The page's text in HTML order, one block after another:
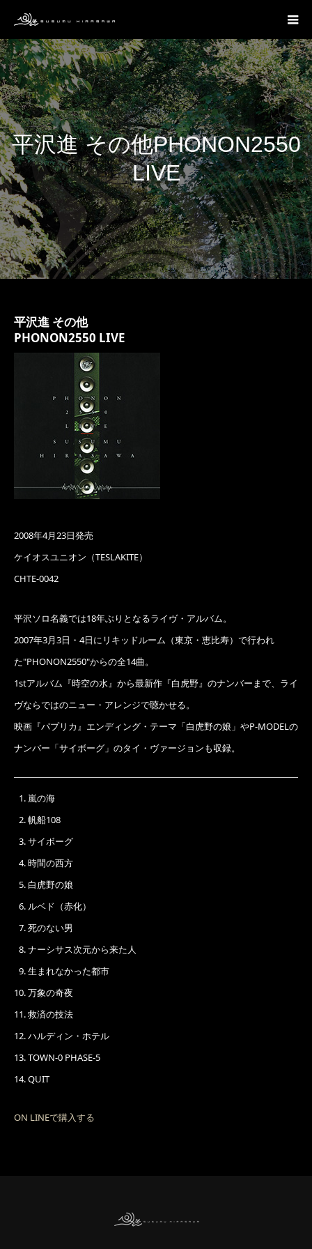
平沢進 その他PHONON2550
LIVE
平沢進 その他
PHONON2550 LIVE
2008年4月23日発売
ケイオスユニオン（TESLAKITE）
CHTE-0042
平沢ソロ名義では18年ぶりとなるライヴ・アルバム。
2007年3月3日・4日にリキッドルーム（東京・恵比寿）で行われ
た"PHONON2550"からの全14曲。
1stアルバム『時空の水』から最新作『白虎野』のナンバーまで、ライ
ヴならではのニュー・アレンジで聴かせる。
映画『パプリカ』エンディング・テーマ「白虎野の娘」やP-MODELの
ナンバー「サイボーグ」のタイ・ヴァージョンも収録。
嵐の海
帆船108
サイボーグ
時間の西方
白虎野の娘
ルベド（赤化）
死のない男
ナーシサス次元から来た人
生まれなかった都市
万象の奇夜
救済の技法
ハルディン・ホテル
TOWN-0 PHASE-5
QUIT
ON LINEで購入する